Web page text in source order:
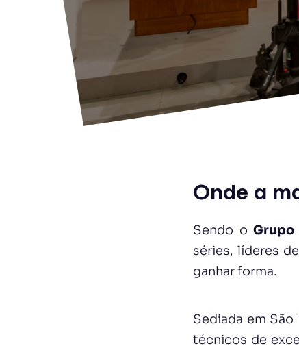
Onde a
Sendo oGrupo
séries, líderes
ganhar forma.
Sediada em
técnicos de